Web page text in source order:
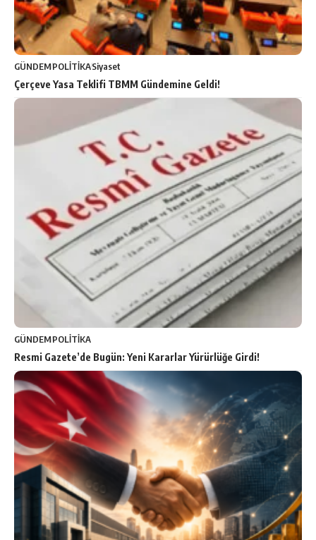
GÜNDEMPOLİTİKASiyaset
Çerçeve Yasa Teklifi TBMM Gündemine Geldi!
GÜNDEMPOLİTİKA
Resmi Gazete’de Bugün: Yeni Kararlar Yürürlüğe Girdi!